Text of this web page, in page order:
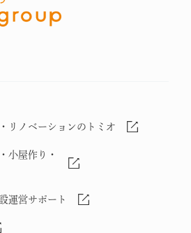
リノベーションのトミオ
小屋作り・
運営サポート